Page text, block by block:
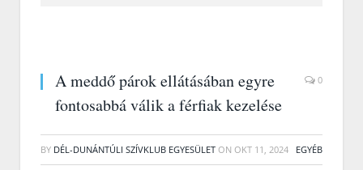
A meddő párok ellátásában egyre
fontosabbá válik a férfiak kezelése
0
BY DÉL-DUNÁNTÚLI SZÍVKLUB EGYESÜLET ON OKT 11, 2024 EGYÉB